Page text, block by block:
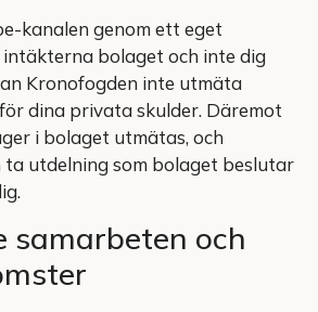
kanalen genom ett eget
bolaget och inte dig
Kronofogden inte utmäta
dina privata skulder. Däremot
i bolaget utmätas, och
ta utdelning som bolaget beslutar
samarbeten och